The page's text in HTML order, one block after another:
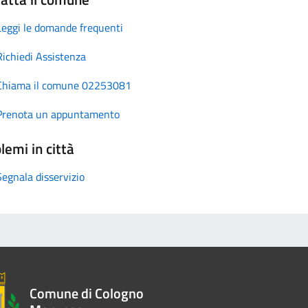
le domande frequenti
Assistenza
il comune 02253081
un appuntamento
in città
disservizio
Comune di Cologno